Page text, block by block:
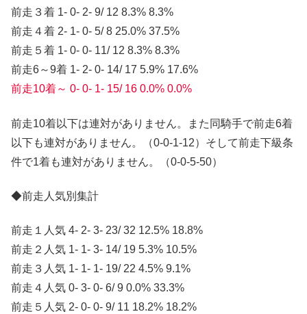
前走３着 1- 0- 2- 9/ 12 8.3% 8.3%
前走４着 2- 1- 0- 5/ 8 25.0% 37.5%
前走５着 1- 0- 0- 11/ 12 8.3% 8.3%
前走6～9着 1- 2- 0- 14/ 17 5.9% 17.6%
前走10着～ 0- 0- 1- 15/ 16 0.0% 0.0%
前走10着以下は連対がありません。また同騎手で前走6着
以下も連対がありません。（0-0-1-12）そして前走下級条
件で1着も連対がありません。（0-0-5-50）
◆前走人気別集計
前走１人気 4- 2- 3- 23/ 32 12.5% 18.8%
前走２人気 1- 1- 3- 14/ 19 5.3% 10.5%
前走３人気 1- 1- 1- 19/ 22 4.5% 9.1%
前走４人気 0- 3- 0- 6/ 9 0.0% 33.3%
前走５人気 2- 0- 0- 9/ 11 18.2% 18.2%